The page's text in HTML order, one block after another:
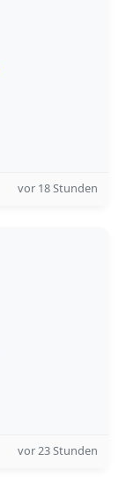
vor 18 Stunden
vor 23 Stunden